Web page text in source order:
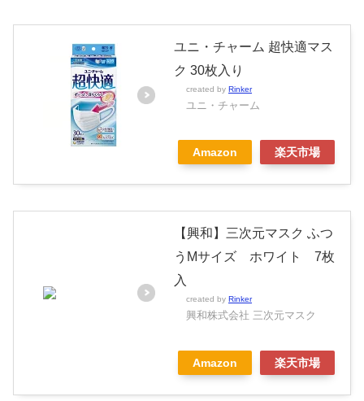
ユニ・チャーム 超快適マス
ク 30枚入り
created by Rinker
ユニ・チャーム
Amazon 楽天市場
【興和】三次元マスク ふつ
うMサイズ ホワイト 7枚
入
created by Rinker
興和株式会社 三次元マスク
Amazon 楽天市場